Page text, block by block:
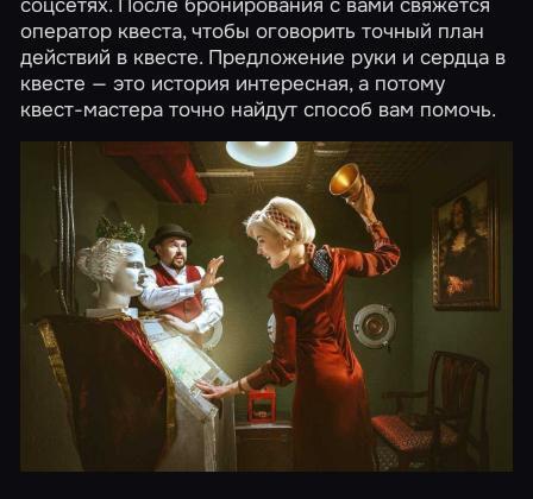
оператор квеста, чтобы оговорить точный план
действий в квесте. Предложение руки и сердца в
квесте — это история интересная, а потому
квест-мастера точно найдут способ вам помочь.